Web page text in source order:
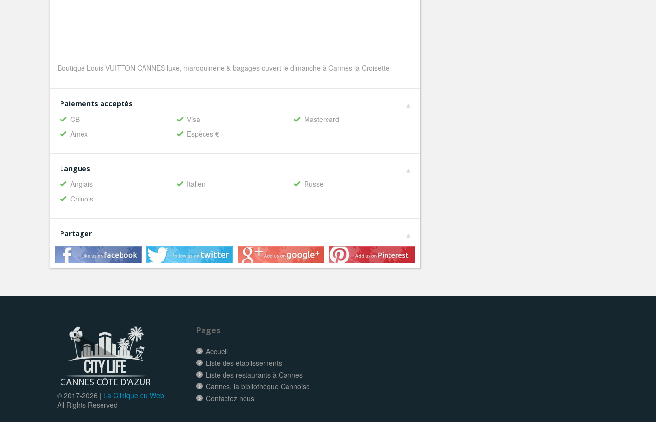
Boutique Louis VUITTON CANNES luxe, maroquinerie & bagages ouvert le dimanche à Cannes la Croisette
Paiements acceptés
CB Visa
Mastercard
Amex
Espèces €
Langues
Anglais Italien
Russe
Chinois
Partager
© 2017-2026 | La Clinique du Web
All Rights Reserved
Pages
Accueil
Liste des établissements
Liste des restaurants à Cannes
Cannes, la bibliothèque Cannoise
Contactez nous